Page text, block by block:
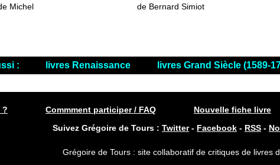
Michel
de Bernard Simiot
: livres Renaissance livres Grand Siècle (1589-
? Commment participer / FAQ Nouvelle fiche livre
Suivez Grégoire de Tours : Twitter- Facebook - RSS -
Grégoire de Tours : site collaboratif de critiques de livres